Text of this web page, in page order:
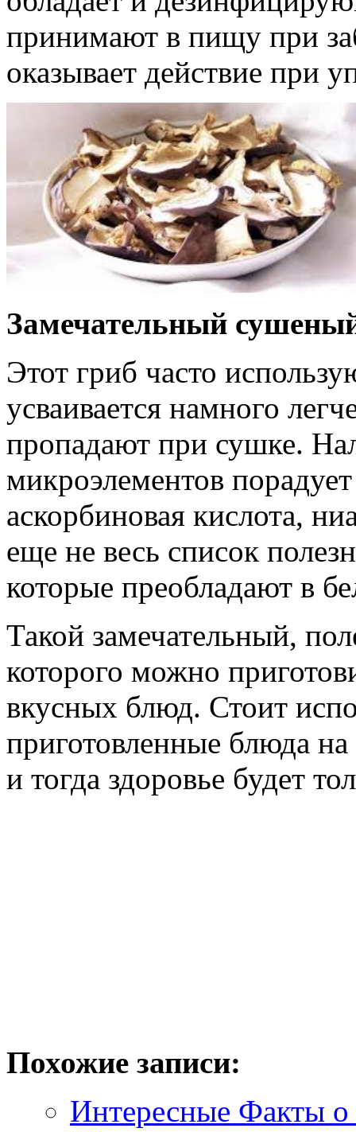
принимают в пищу при
оказывает действие при
Замечательный
Этот гриб часто
усваивается намного
пропадают при сушке.
микроэлементов
аскорбиновая кислота,
еще не весь список
которые преобладают в
Такой замечательный,
которого можно
вкусных блюд. Стоит
приготовленные блюда
и тогда здоровье будет
Похожие записи:
Интересные Факты